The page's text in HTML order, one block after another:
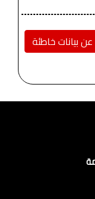
عن بيانات خاطئة